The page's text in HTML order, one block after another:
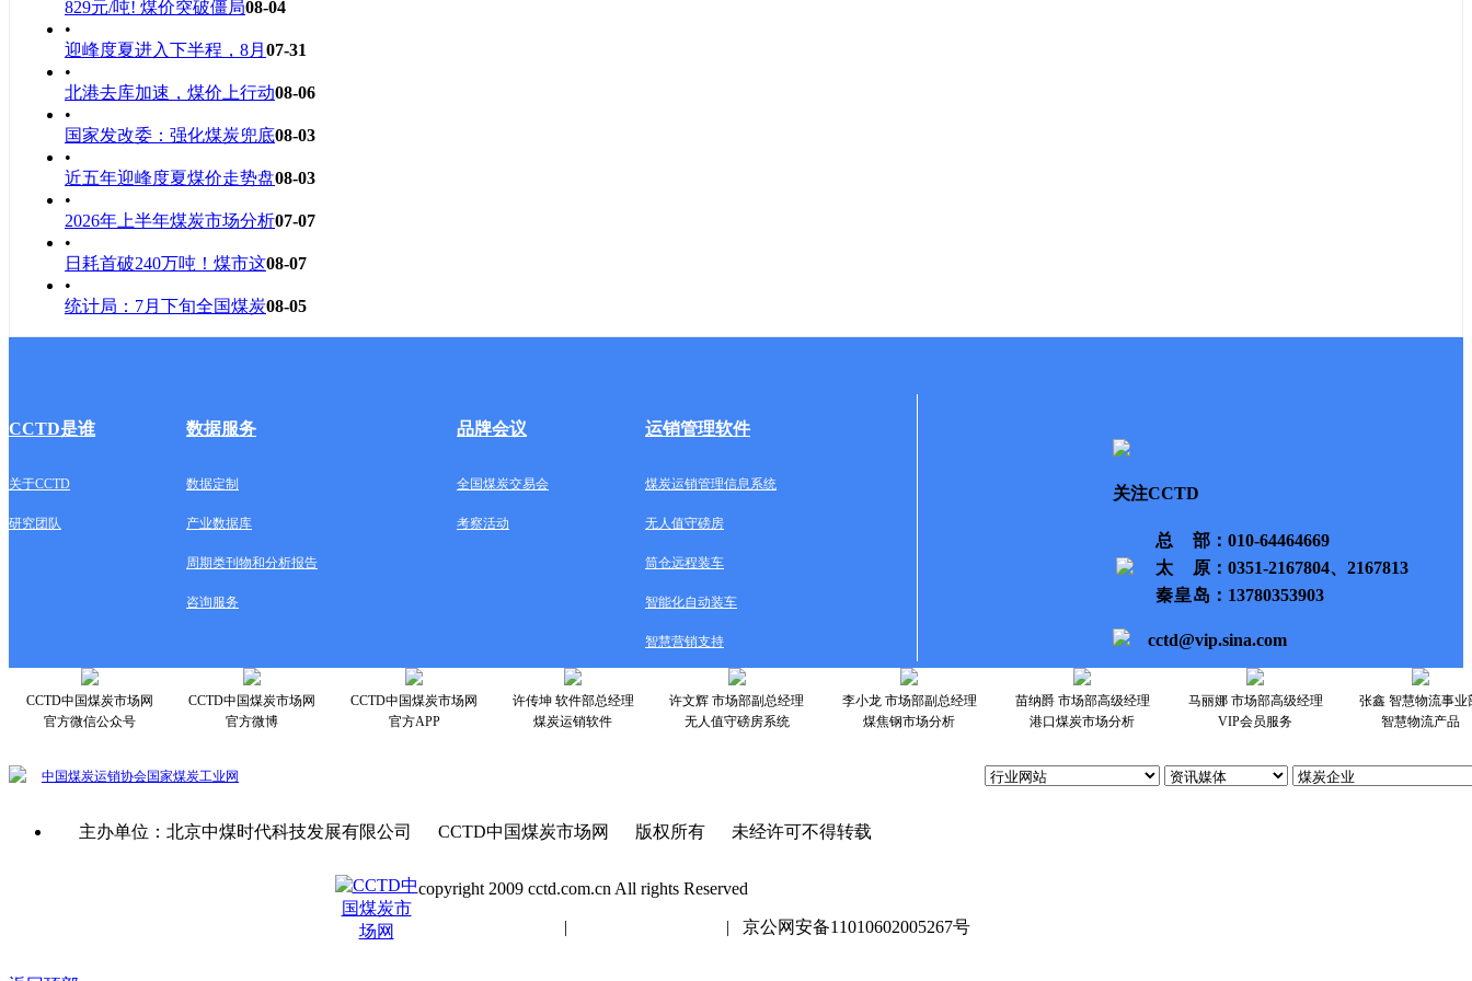
829元/吨! 煤价突破僵局08-04
•
迎峰度夏进入下半程，8月 07-31
•
北港去库加速，煤价上行动08-06
•
国家发改委：强化煤炭兜底08-03
•
近五年迎峰度夏煤价走势盘08-03
•
2026年上半年煤炭市场分析07-07
•
日耗首破240万吨！煤市这08-07
•
统计局：7月下旬全国煤炭08-05
CCTD是谁 数据服务 品牌会议 运销管理软件
关于CCTD 数据定制 全国煤炭交易会 煤炭运销管理信息系统
研究团队 产业数据库 考察活动 无人值守磅房
周期类刊物和分析报告 筒仓远程装车
咨询服务 智能化自动装车
智慧营销支持
关注CCTD
总部 ：010-64464669
太原 ：0351-2167804、2167813
秦皇岛 ：13780353903
cctd@vip.sina.com
CCTD中国煤炭市场网
官方微信公众号
CCTD中国煤炭市场网
官方微博
CCTD中国煤炭市场网
官方APP
许传坤 软件部总经理
煤炭运销软件
许文辉 市场部副总经理
无人值守磅房系统
李小龙 市场部副总经理
煤焦钢市场分析
苗纳爵 市场部高级经理
港口煤炭市场分析
马丽娜 市场部高级经理
VIP会员服务
张鑫 智慧物流事业
智慧物流产品
中国煤炭运销协会国家煤炭工业网
主办单位：北京中煤时代科技发展有限公司 CCTD中国煤炭市场网 版权所有 未经许可不得转载
copyright 2009 cctd.com.cn All rights Reserved
| | 京公网安备11010602005267号